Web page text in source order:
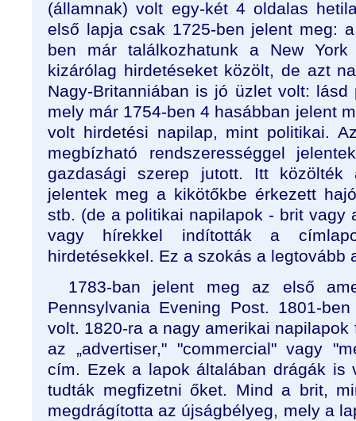
(államnak) volt egy-két 4 oldalas
első lapja csak 1725-ben jelent meg:
ben már találkozhatunk a New York
kizárólag hirdetéseket közölt, de azt
Nagy-Britanniában is jó üzlet volt:
mely már 1754-ben 4 hasábban jelent
volt hirdetési napilap, mint politikai.
megbízható rendszerességgel
gazdasági szerep jutott. Itt közölték
jelentek meg a kikötőkbe érkezett
stb. (de a politikai napilapok - brit vagy
vagy hírekkel indították a
hirdetésekkel. Ez a szokás a legtovább
1783-ban jelent meg az első
Pennsylvania Evening Post. 1801-
volt. 1820-ra a nagy amerikai
az „advertiser," "commercial" vagy
cím. Ezek a lapok általában drágák is
tudták megfizetni őket. Mind a brit,
megdrágította az újságbélyeg, mely a